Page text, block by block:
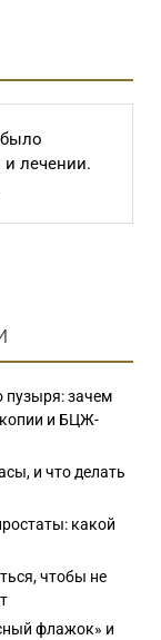
услышала
пожилых
говорила: « И...
зачем
и БЦЖ-
и что делать
какой
чтобы не
флажок» и